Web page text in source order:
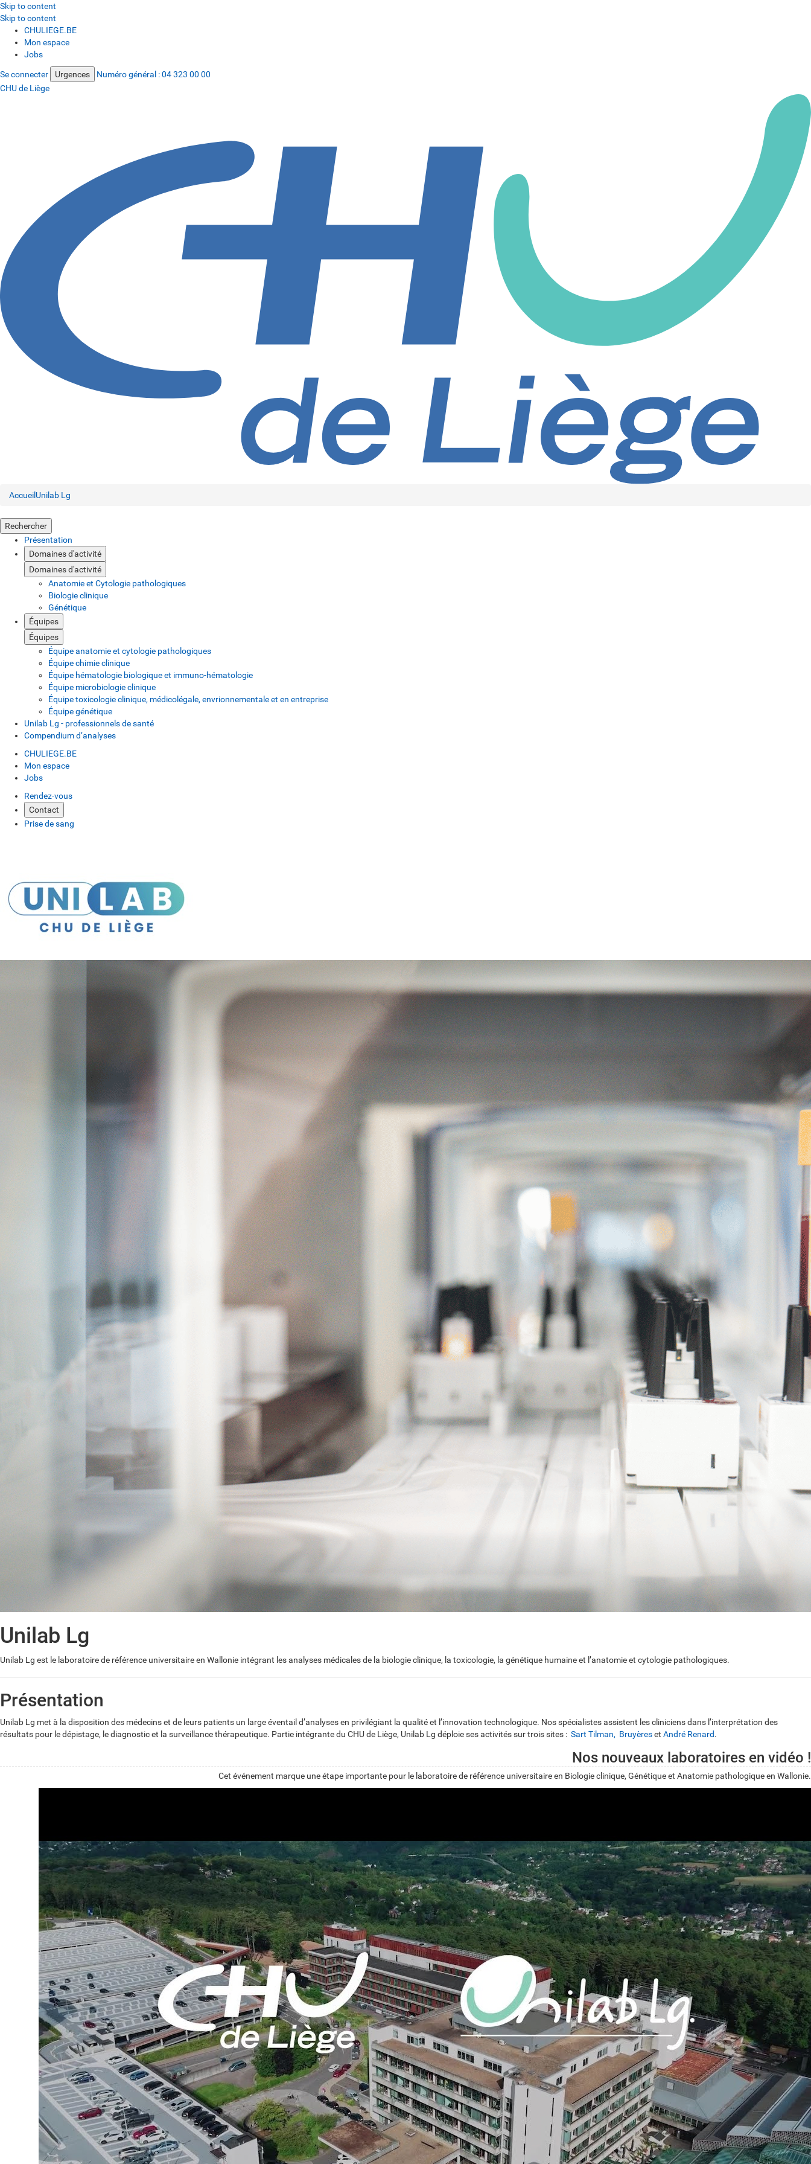
Skip to content
Skip to content
CHULIEGE.BE
Mon espace
Jobs
Se connecter Urgences Numéro général :04 323 00 00
CHU de Liège
Accueil Unilab Lg
Rechercher
Présentation
Domaines d'activité
Domaines d'activité
Anatomie et Cytologie pathologiques
Biologie clinique
Génétique
Équipes
Équipes
Équipe anatomie et cytologie pathologiques
Équipe chimie clinique
Équipe hématologie biologique et immuno-hématologie
Équipe microbiologie clinique
Équipe toxicologie clinique, médicolégale, envrionnementale et en entreprise
Équipe génétique
Unilab Lg - professionnels de santé
Compendium d’analyses
CHULIEGE.BE
Mon espace
Jobs
Rendez-vous
Contact
Prise de sang
Unilab Lg
Unilab Lg est le laboratoire de référence universitaire en Wallonie intégrant les analyses médicales de la biologie clinique, la toxicologie, la génétique humaine et l’anatomie et cytologie pathologiques.
Présentation
Unilab Lg met à la disposition des médecins et de leurs patients un large éventail d’analyses en privilégiant la qualité et l’innovation technologique. Nos spécialistes assistent les cliniciens dans l’interprétation des
résultats pour le dépistage, le diagnostic et la surveillance thérapeutique. Partie intégrante du CHU de Liège, Unilab Lg déploie ses activités sur trois sites : Sart Tilman, Bruyèreset André Renard.
Nos nouveaux laboratoires en vidéo !
Cet événement marque une étape importante pour le laboratoire de référence universitaire en Biologie clinique, Génétique et Anatomie pathologique en Wallonie.